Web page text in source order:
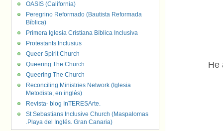
He
OASIS (California)
Peregrino Reformado (Bautista Reformada
Bíblica)
Primera Iglesia Cristiana Bíblica Inclusiva
Protestants Inclusius
Queer Spirit Church
Queering The Church
Queering The Church
Reconciling Ministries Network (Iglesia
Metodista, en inglés)
Revista- blog InTERESArte.
St Sebastians Inclusive Church (Maspalomas
.Playa del Inglés. Gran Canaria)